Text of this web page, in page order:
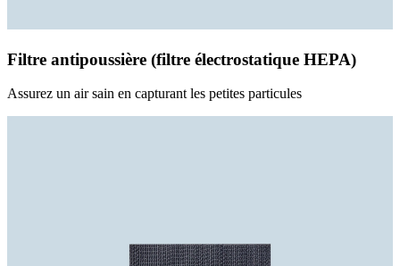
Filtre antipoussière (filtre électrostatique HEPA)
Assurez un air sain en capturant les petites particules